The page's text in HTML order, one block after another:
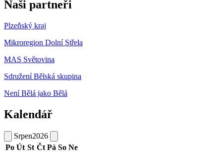
Naši partneři
Plzeňský kraj
Mikroregion Dolní Střela
MAS Světovina
Sdružení Bělská skupina
Není Bělá jako Bělá
Kalendář
Srpen2026
Po Út St Čt Pá So Ne